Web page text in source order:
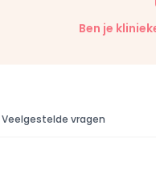
Ben je
Veelgestelde vragen